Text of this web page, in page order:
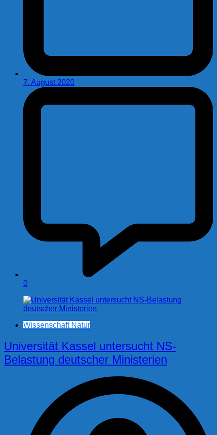
7. August 2020
0
Wissenschaft Natur
Universität Kassel untersucht NS-
Belastung deutscher Ministerien